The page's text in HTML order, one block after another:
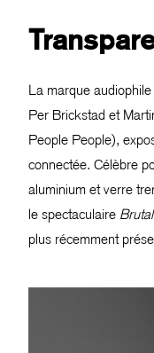
La marque
Per Brickstad et
People People),
connectée. Célèbre
aluminium et verre
le spectaculaire
plus récemment